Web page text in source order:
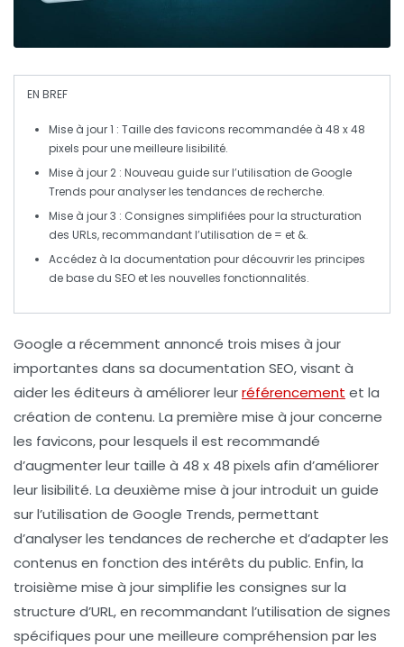
EN BREF
Mise à jour 1 : Taille des favicons recommandée à 48 x 48
pixels pour une meilleure lisibilité.
Mise à jour 2 : Nouveau guide sur l’utilisation de Google
Trends pour analyser les tendances de recherche.
Mise à jour 3 : Consignes simplifiées pour la structuration
des URLs, recommandant l’utilisation de = et &.
Accédez à la documentation pour découvrir les principes
de base du SEO et les nouvelles fonctionnalités.
Google a récemment annoncé trois mises à jour
importantes dans sa documentation SEO, visant à
aider les éditeurs à améliorer leurréférencement et la
création de contenu. La première mise à jour concerne
les favicons, pour lesquels il est recommandé
d’augmenter leur taille à 48 x 48 pixels afin d’améliorer
leur lisibilité. La deuxième mise à jour introduit un guide
sur l’utilisation de Google Trends, permettant
d’analyser les tendances de recherche et d’adapter les
contenus en fonction des intérêts du public. Enfin, la
troisième mise à jour simplifie les consignes sur la
structure d’URL, en recommandant l’utilisation de signes
spécifiques pour une meilleure compréhension par les